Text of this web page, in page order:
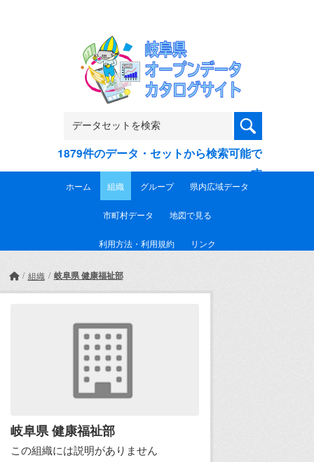
1879件のデータ・セットから検索可能で
す
ホーム 組織 グループ 県内広域データ
市町村データ 地図で見る
利用方法・利用規約 リンク
組織 岐阜県 健康福祉部
岐阜県 健康福祉部
この組織には説明がありません